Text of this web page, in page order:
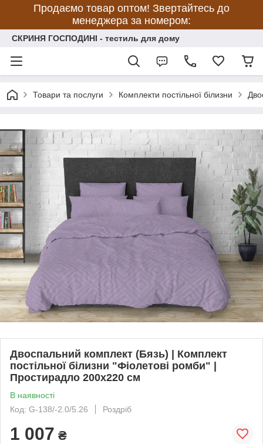
Продаємо товар оптом! Звертайтесь до
менеджера за номером:
СКРИНЯ ГОСПОДИНІ - тестиль для дому
Товари та послуги Комплекти постільної білизни
Двоспальний комплект (Бязь) | Комплект
постільної білизни "Фіолетові ромби" |
Простирадло 200х220 см
В наявності
Код: G-138/-2.0/5.26
Роздріб
1 007 ₴